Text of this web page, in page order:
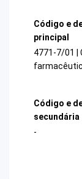
Código e
principal
4771-7/01 |
Código e
secundária
-